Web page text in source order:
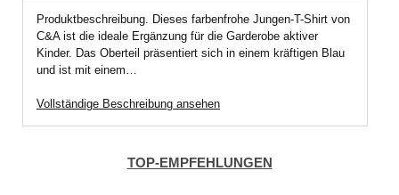
Produktbeschreibung. Dieses farbenfrohe Jungen-T-Shirt von
C&A ist die ideale Ergänzung für die Garderobe aktiver
Kinder. Das Oberteil präsentiert sich in einem kräftigen Blau
und ist mit einem…
Vollständige Beschreibung ansehen
TOP-EMPFEHLUNGEN